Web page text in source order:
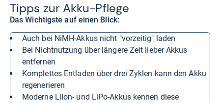
Tipps zur Akku-​Pflege
Das Wichtigste auf einen Blick:
auch bei NiMH-Akkus nicht "vorzeitig" laden
bei Nichtnutzung über längere Zeit lieber Akkus
entfernen
komplettes Entladen über drei Zyklen kann den Akku
regenerieren
moderne LiIon- und LiPo-Akkus kennen diese